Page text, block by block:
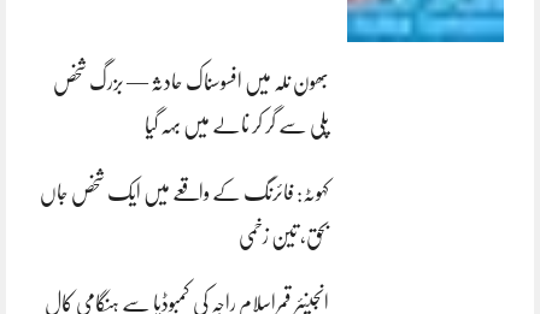
بھون نلہ میں افسوسناک حادثہ — بزرگ شخص
پلی سے گر کر نالے میں بہہ گیا
کہوٹہ: فائرنگ کے واقعے میں ایک شخص جاں
بحق، تین زخمی
انجینئر قمراسلام راجہ کی کمبوڈیا سے ہنگامی کال